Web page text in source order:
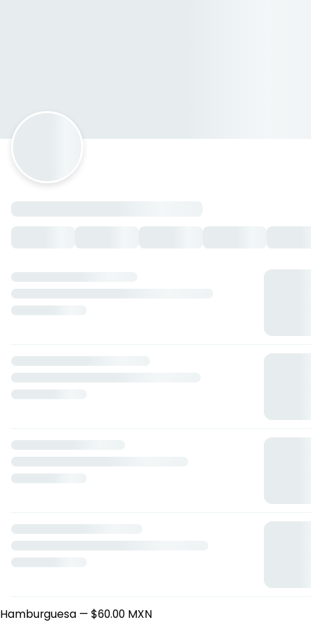
Kira foods
Río Usumacinta, Pueblo Nuevo V, 66646 Cdad. Apodaca,
Horario: domingo de 08:00 a 20:00, lunes de 05:00 a 03:00,
martes de 05:00 a 03:00, miércoles de 08:00 a 20:00, jueves
de 08:00 a 20:00, viernes de 08:00 a 20:00, sábado de 08:00
Hamburguesa — $60.00 MXN